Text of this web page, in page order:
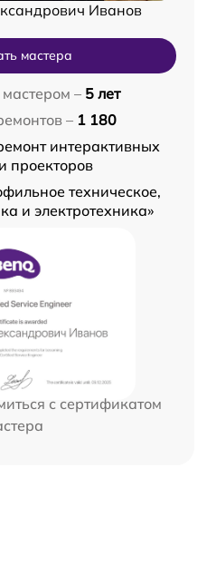
Иванов
мастера
– 5 лет
– 1 180
интерактивных
проекторов
техническое,
и электротехника»
с сертификатом